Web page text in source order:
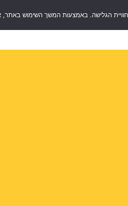
הגלישה. באמצעות המשך השימוש